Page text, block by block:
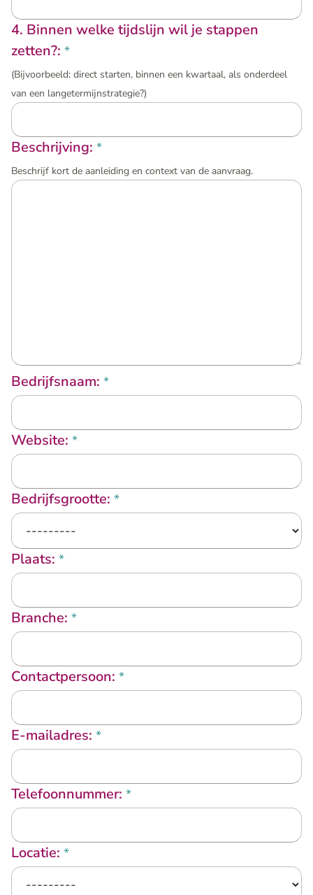
4. Binnen welke tijdslijn wil je stappen
zetten?: *
(Bijvoorbeeld: direct starten, binnen een kwartaal, als onderdeel
van een langetermijnstrategie?)
Beschrijving: *
Beschrijf kort de aanleiding en context van de aanvraag.
Bedrijfsnaam: *
Website: *
Bedrijfsgrootte: *
Plaats: *
Branche: *
Contactpersoon: *
E-mailadres: *
Telefoonnummer: *
Locatie: *